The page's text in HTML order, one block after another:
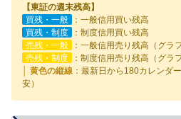
【東証の週末残高】
買残・一般
：一般信用買い残高
買残・制度
：制度信用買い残高
売残・一般
：一般信用売り残高（グラ
売残・制度
：制度信用売り残高（グラ
│ 黄色の縦線 ：最新日から180カレンダ
安）